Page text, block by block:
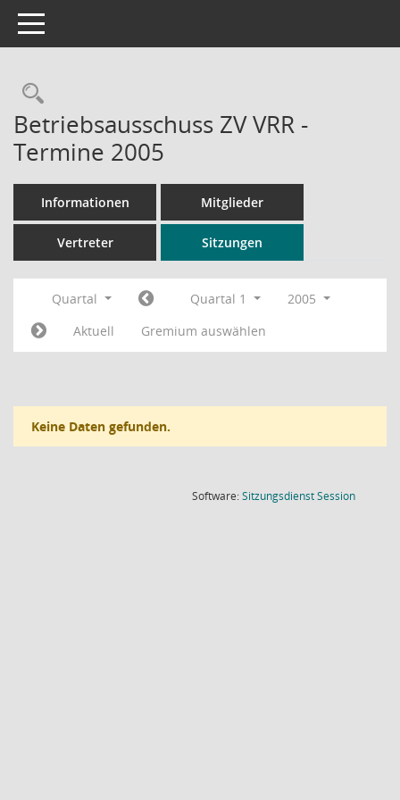
Toggle navigation
Rechercheauswahl
Betriebsausschuss ZV VRR -
Termine 2005
Informationen Mitglieder
Vertreter Sitzungen
Quartal Quartal 1
2005
Aktuell
Gremium auswählen
Keine Daten gefunden.
Software:SitzungsdienstSession(Wird in